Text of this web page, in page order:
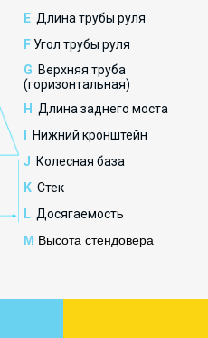
E Длина трубы руля
F Угол трубы руля
G Верхняя труба
(горизонтальная)
H Длина заднего моста
Нижний кронштейн
J Колесная база
K Стек
L Досягаемость
M Высота стендовера